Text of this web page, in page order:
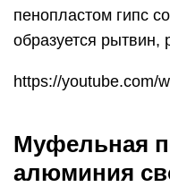
пенопластом гипс
образуется рытвин,
https://youtube.com/
Муфельная
алюминия